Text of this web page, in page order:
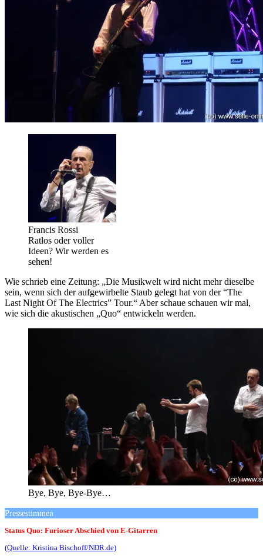
Francis Rossi
Ratlos oder voller
Ideen? Wir werden es
sehen!
Wie schrieb eine Zeitung: „Die Musikwelt wird nicht mehr dieselbe
sein, wenn sich der aufgewirbelte Staub gelegt hat von der “The
Last Night Of The Electrics” Tour.“ Aber schaue schauen wir mal,
wie sich die akustischen „Quo“ entwickeln werden.
Bye, Bye, Bye-Bye…
Pressestimmen
Status Quo: Furioser Abschied von E-Gitarren
(Quelle: Kristina Bischoff/NDR.de)